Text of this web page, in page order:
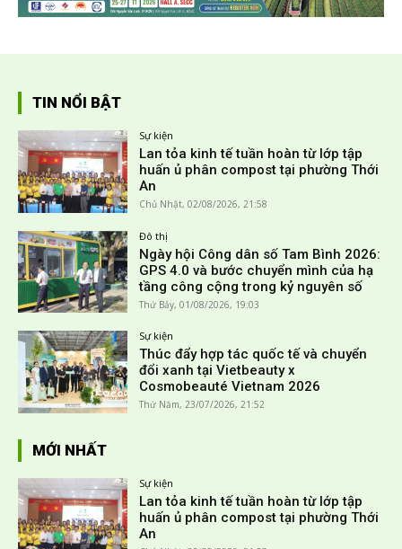
TIN NỔI BẬT
Sự kiện
Lan tỏa kinh tế tuần hoàn từ lớp tập
huấn ủ phân compost tại phường Thới
An
Chủ Nhật, 02/08/2026, 21:58
Đô thị
Ngày hội Công dân số Tam Bình 2026:
GPS 4.0 và bước chuyển mình của hạ
tầng công cộng trong kỷ nguyên số
Thứ Bảy, 01/08/2026, 19:03
Sự kiện
Thúc đẩy hợp tác quốc tế và chuyển
đổi xanh tại Vietbeauty x
Cosmobeauté Vietnam 2026
Thứ Năm, 23/07/2026, 21:52
MỚI NHẤT
Sự kiện
Lan tỏa kinh tế tuần hoàn từ lớp tập
huấn ủ phân compost tại phường Thới
An